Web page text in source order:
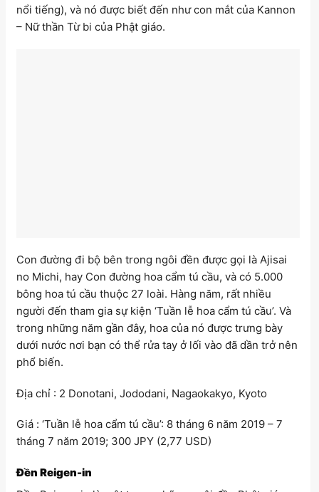
nổi tiếng), và nó được biết đến như con mắt của Kannon
– Nữ thần Từ bi của Phật giáo.
Con đường đi bộ bên trong ngôi đền được gọi là Ajisai
no Michi, hay Con đường hoa cẩm tú cầu, và có 5.000
bông hoa tú cầu thuộc 27 loài. Hàng năm, rất nhiều
người đến tham gia sự kiện ‘Tuần lễ hoa cẩm tú cầu’. Và
trong những năm gần đây, hoa của nó được trưng bày
dưới nước nơi bạn có thể rửa tay ở lối vào đã dần trở nên
phổ biến.
Địa chỉ : 2 Donotani, Jododani, Nagaokakyo, Kyoto
Giá : ‘Tuần lễ hoa cẩm tú cầu’: 8 tháng 6 năm 2019 – 7
tháng 7 năm 2019; 300 JPY (2,77 USD)
Đền Reigen-in